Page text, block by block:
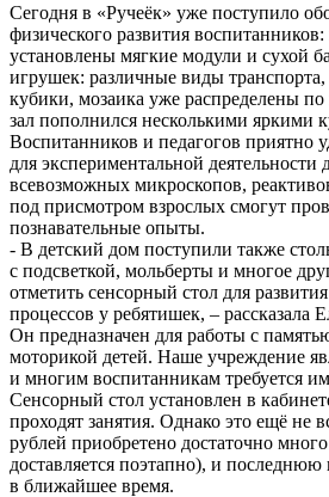
Сегодня в «Ручеёк» уже поступило
физического развития воспитанников:
установлены мягкие модули и сухой
игрушек: различные виды
кубики, мозаика уже распределены
зал пополнился несколькими яркими
Воспитанников и педагогов приятно
для экспериментальной
всевозможных микроскопов,
под присмотром взрослых смогут
познавательные опыты.
- В детский дом поступили также
с подсветкой, мольберты и многое
отметить сенсорный стол для
процессов у ребятишек, – рассказала
Он предназначен для работы с
моторикой детей. Наше учреждение
и многим воспитанникам требуется
Сенсорный стол установлен в
проходят занятия. Однако это ещё не
рублей приобретено достаточно
доставляется поэтапно), и
в ближайшее время.